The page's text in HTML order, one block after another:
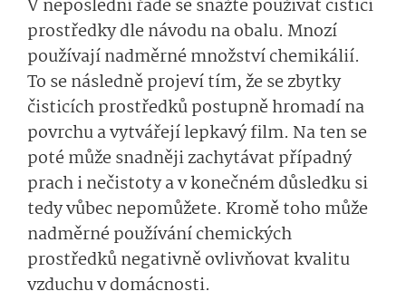
V neposlední řadě se snažte používat čisticí
prostředky dle návodu na obalu. Mnozí
používají nadměrné množství chemikálií.
To se následně projeví tím, že se zbytky
čisticích prostředků postupně hromadí na
povrchu a vytvářejí lepkavý film. Na ten se
poté může snadněji zachytávat případný
prach i nečistoty a v konečném důsledku si
tedy vůbec nepomůžete. Kromě toho může
nadměrné používání chemických
prostředků negativně ovlivňovat kvalitu
vzduchu v domácnosti.